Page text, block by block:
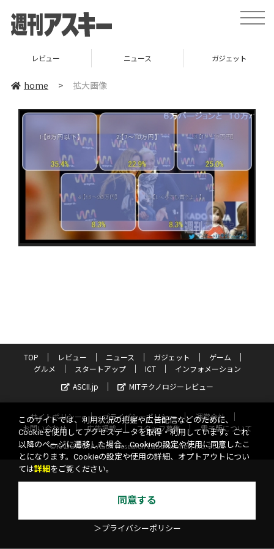
toggle
レビュー ニュース ガジェット
home > 拡大画像
TOP レビュー ニュース ガジェット
ゲーム
グルメ
スタートアップ ICT
インフォメーション
ASCII.jp
MITテクノロジーレビュー
サイトポリシー プライバシーポリシー
運営会社
お問い合わせ
広告掲載 スタッフ募集
電子版について
©KADOKAWA ASCII Research Laboratories, Inc. 2026
このサイトでは、利用状況の把握や広告配信などのために、
Cookieを使用してアクセスデータを取得・利用しています。これ
以降のページに遷移した場合、Cookieの設定や使用に同意したこ
とになります。Cookieの設定や使用の詳細、オプトアウトについ
ては詳細 をご覧ください。
同意する
＞プライバシーポリシー